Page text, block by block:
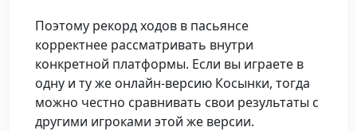
Поэтому рекорд ходов в пасьянсе
корректнее рассматривать внутри
конкретной платформы. Если вы играете в
одну и ту же онлайн-версию Косынки, тогда
можно честно сравнивать свои результаты с
другими игроками этой же версии.